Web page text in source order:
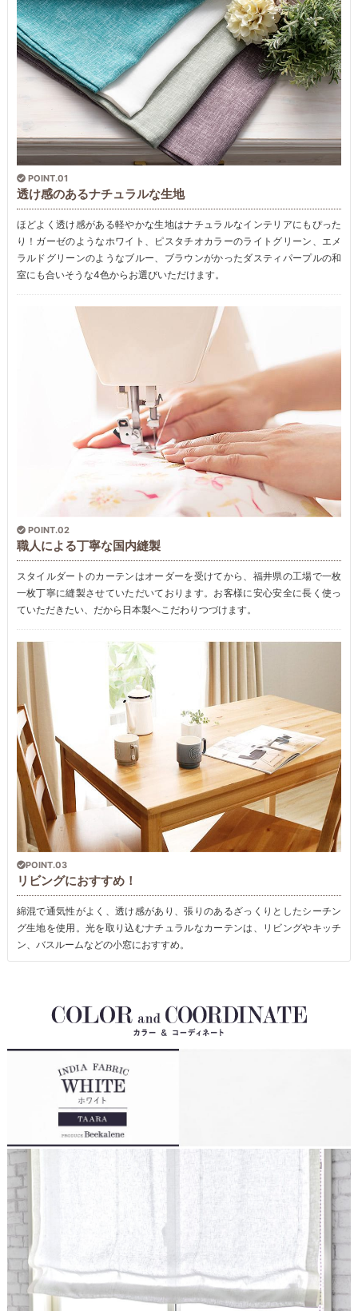
POINT.01
透け感のあるナチュラルな生地
ほどよく透け感がある軽やかな生地はナチュラルなインテリアにもぴった
り！ガーゼのようなホワイト、ピスタチオカラーのライトグリーン、エメ
ラルドグリーンのようなブルー、ブラウンがかったダスティパープルの和
室にも合いそうな4色からお選びいただけます。
POINT.02
職人による丁寧な国内縫製
スタイルダートのカーテンはオーダーを受けてから、福井県の工場で一枚
一枚丁寧に縫製させていただいております。お客様に安心安全に長く使っ
ていただきたい、だから日本製へこだわりつづけます。
POINT.03
リビングにおすすめ！
綿混で通気性がよく、透け感があり、張りのあるざっくりとしたシーチン
グ生地を使用。光を取り込むナチュラルなカーテンは、リビングやキッチ
ン、バスルームなどの小窓におすすめ。